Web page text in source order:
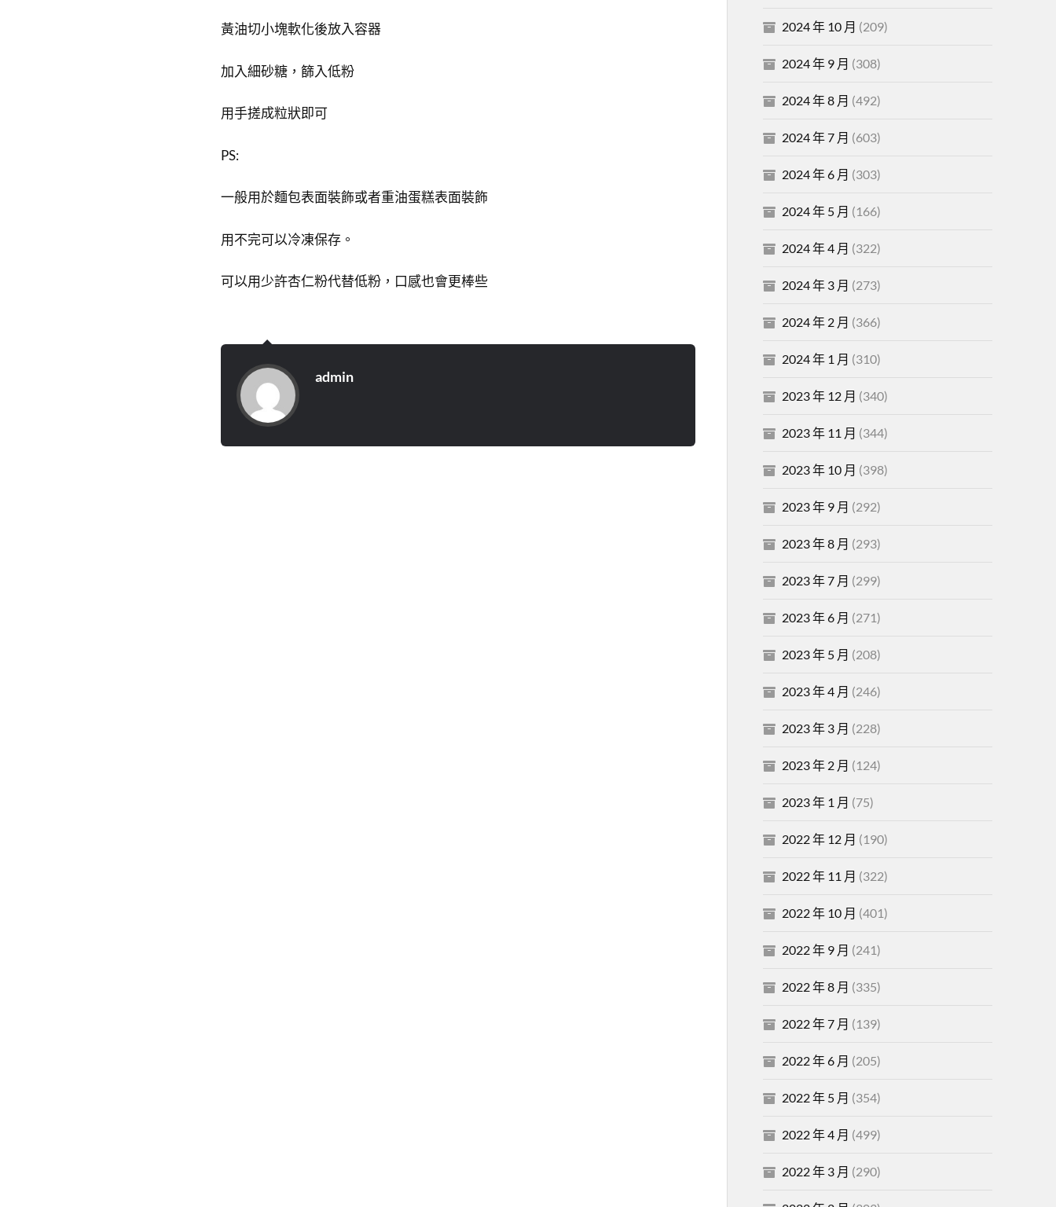
黃油切小塊軟化後放入容器
加入細砂糖，篩入低粉
用手搓成粒狀即可
PS:
一般用於麵包表面裝飾或者重油蛋糕表面裝飾
用不完可以冷凍保存。
可以用少許杏仁粉代替低粉，口感也會更棒些
admin
2024 年 10 月 (209)
2024 年 9 月 (308)
2024 年 8 月 (492)
2024 年 7 月 (603)
2024 年 6 月 (303)
2024 年 5 月 (166)
2024 年 4 月 (322)
2024 年 3 月 (273)
2024 年 2 月 (366)
2024 年 1 月 (310)
2023 年 12 月 (340)
2023 年 11 月 (344)
2023 年 10 月 (398)
2023 年 9 月 (292)
2023 年 8 月 (293)
2023 年 7 月 (299)
2023 年 6 月 (271)
2023 年 5 月 (208)
2023 年 4 月 (246)
2023 年 3 月 (228)
2023 年 2 月 (124)
2023 年 1 月 (75)
2022 年 12 月 (190)
2022 年 11 月 (322)
2022 年 10 月 (401)
2022 年 9 月 (241)
2022 年 8 月 (335)
2022 年 7 月 (139)
2022 年 6 月 (205)
2022 年 5 月 (354)
2022 年 4 月 (499)
2022 年 3 月 (290)